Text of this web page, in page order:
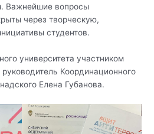
Важнейшие вопросы
через творческую,
студентов.
университета участником
Координационного
Елена Губанова.